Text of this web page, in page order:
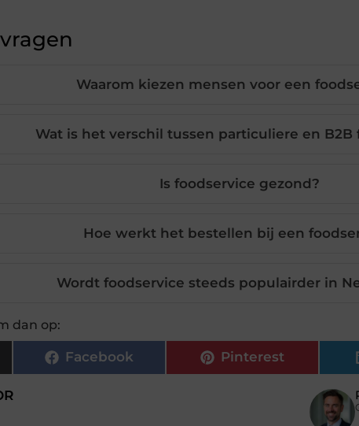
Waarom kiezen mensen voor een
Wat is het verschil tussen particuliere en B2B
Is foodservice gezond?
Hoe werkt het bestellen bij een
Wordt foodservice steeds populairder in
dan op:
Facebook Pinterest